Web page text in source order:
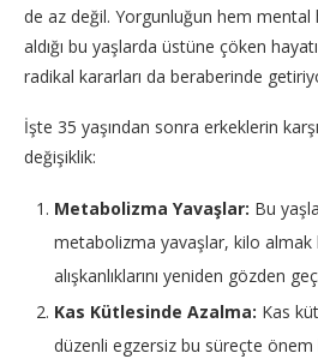
de az değil. Yorgunluğun hem
aldığı bu yaşlarda üstüne çöken
radikal kararları da beraberinde
İşte 35 yaşından sonra erkeklerin
değişiklik:
Metabolizma Yavaşlar: Bu
metabolizma yavaşlar, kilo almak
alışkanlıklarını yeniden gözden
Kas Kütlesinde Azalma: Kas
düzenli egzersiz bu süreçte önem